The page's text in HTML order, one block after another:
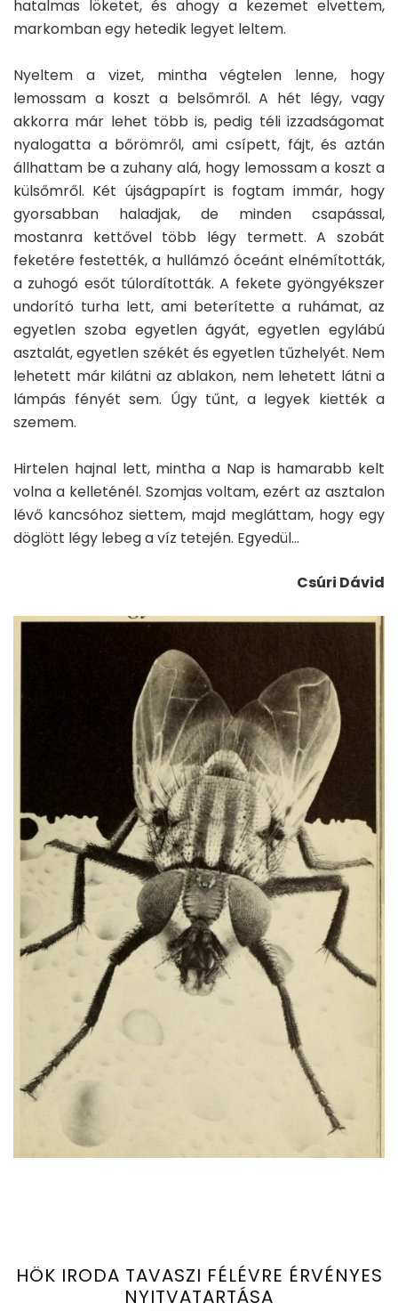
hatalmas löketet, és ahogy a kezemet elvettem,
markomban egy hetedik legyet leltem.
Nyeltem a vizet, mintha végtelen lenne, hogy
lemossam a koszt a belsőmről. A hét légy, vagy
akkorra már lehet több is, pedig téli izzadságomat
nyalogatta a bőrömről, ami csípett, fájt, és aztán
állhattam be a zuhany alá, hogy lemossam a koszt a
külsőmről. Két újságpapírt is fogtam immár, hogy
gyorsabban haladjak, de minden csapással,
mostanra kettővel több légy termett. A szobát
feketére festették, a hullámzó óceánt elnémították,
a zuhogó esőt túlordították. A fekete gyöngyékszer
undorító turha lett, ami beterítette a ruhámat, az
egyetlen szoba egyetlen ágyát, egyetlen egylábú
asztalát, egyetlen székét és egyetlen tűzhelyét. Nem
lehetett már kilátni az ablakon, nem lehetett látni a
lámpás fényét sem. Úgy tűnt, a legyek kiették a
szemem.
Hirtelen hajnal lett, mintha a Nap is hamarabb kelt
volna a kelleténél. Szomjas voltam, ezért az asztalon
lévő kancsóhoz siettem, majd megláttam, hogy egy
döglött légy lebeg a víz tetején. Egyedül…
Csúri Dávid
HÖK IRODA TAVASZI FÉLÉVRE ÉRVÉNYES
NYITVATARTÁSA